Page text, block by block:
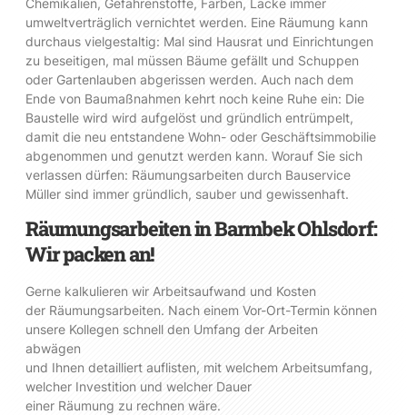
Chemikalien, Gefahrenstoffe, Farben, Lacke immer
umweltverträglich vernichtet werden. Eine Räumung kann
durchaus vielgestaltig: Mal sind Hausrat und Einrichtungen
zu beseitigen, mal müssen Bäume gefällt und Schuppen
oder Gartenlauben abgerissen werden. Auch nach dem
Ende von Baumaßnahmen kehrt noch keine Ruhe ein: Die
Baustelle wird wird aufgelöst und gründlich entrümpelt,
damit die neu entstandene Wohn- oder Geschäftsimmobilie
abgenommen und genutzt werden kann. Worauf Sie sich
verlassen dürfen: Räumungsarbeiten durch Bauservice
Müller sind immer gründlich, sauber und gewissenhaft.
Räumungsarbeiten in Barmbek Ohlsdorf:
Wir packen an!
Gerne kalkulieren wir Arbeitsaufwand und Kosten
der Räumungsarbeiten. Nach einem Vor-Ort-Termin können
unsere Kollegen schnell den Umfang der Arbeiten
abwägen
und Ihnen detailliert auflisten, mit welchem Arbeitsumfang,
welcher Investition und welcher Dauer
einer Räumung zu rechnen wäre.